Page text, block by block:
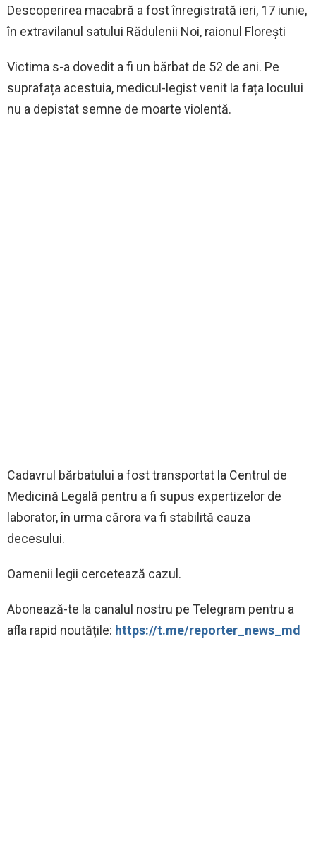
Descoperirea macabră a fost înregistrată ieri, 17 iunie,
în extravilanul satului Rădulenii Noi, raionul Florești
Victima s-a dovedit a fi un bărbat de 52 de ani. Pe
suprafața acestuia, medicul-legist venit la fața locului
nu a depistat semne de moarte violentă.
Cadavrul bărbatului a fost transportat la Centrul de
Medicină Legală pentru a fi supus expertizelor de
laborator, în urma cărora va fi stabilită cauza
decesului.
Oamenii legii cercetează cazul.
‍Abonează-te la canalul nostru pe Telegram pentru a
afla rapid noutățile: https://t.me/reporter_news_md